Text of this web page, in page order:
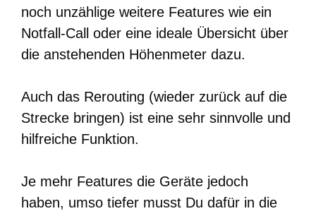
noch unzählige weitere Features wie ein
Notfall-Call oder eine ideale Übersicht über
die anstehenden Höhenmeter dazu.
Auch das Rerouting (wieder zurück auf die
Strecke bringen) ist eine sehr sinnvolle und
hilfreiche Funktion.
Je mehr Features die Geräte jedoch
haben, umso tiefer musst Du dafür in die